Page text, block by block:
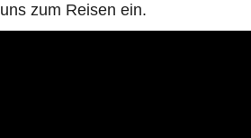
uns zum Reisen ein.